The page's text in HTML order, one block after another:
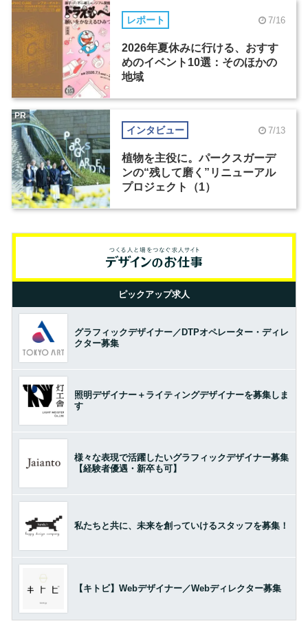
レポート 7/16
2026年夏休みに行ける、おすす
めのイベント10選：そのほかの
地域
インタビュー 7/13
植物を主役に。パークスガーデ
ンの“残して磨く”リニューアル
プロジェクト（1）
PR
ピックアップ求人
グラフィックデザイナー／DTPオペレーター・ディレ
クター募集
照明デザイナー＋ライティングデザイナーを募集しま
す
様々な表現で活躍したいグラフィックデザイナー募集
【経験者優遇・新卒も可】
私たちと共に、未来を創っていけるスタッフを募集！
【キトビ】Webデザイナー／Webディレクター募集